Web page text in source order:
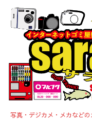
写真・デジカメ・メカなど